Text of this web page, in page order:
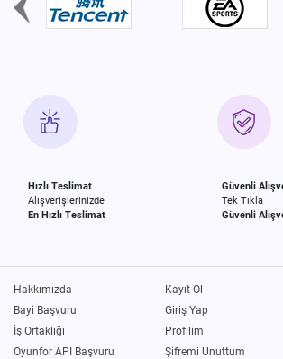
Hızlı Teslimat
Alışverişlerinizde
En Hızlı Teslimat
Güvenli
Tek Tıkla
Güvenli
Hakkımızda
Bayi Başvuru
İş Ortaklığı
Oyunfor API Başvuru
Kayıt Ol
Giriş Yap
Profilim
Şifremi Unuttum